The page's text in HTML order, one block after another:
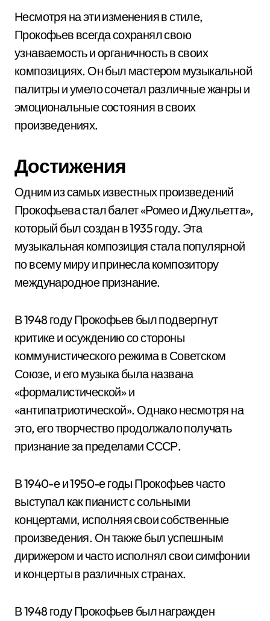
Несмотря на эти изменения в стиле,
Прокофьев всегда сохранял свою
узнаваемость и органичность в своих
композициях. Он был мастером музыкальной
палитры и умело сочетал различные жанры и
эмоциональные состояния в своих
произведениях.
Достижения
Одним из самых известных произведений
Прокофьева стал балет «Ромео и Джульетта»,
который был создан в 1935 году. Эта
музыкальная композиция стала популярной
по всему миру и принесла композитору
международное признание.
В 1948 году Прокофьев был подвергнут
критике и осуждению со стороны
коммунистического режима в Советском
Союзе, и его музыка была названа
«формалистической» и
«антипатриотической». Однако несмотря на
это, его творчество продолжало получать
признание за пределами СССР.
В 1940-е и 1950-е годы Прокофьев часто
выступал как пианист с сольными
концертами, исполняя свои собственные
произведения. Он также был успешным
дирижером и часто исполнял свои симфонии
и концерты в различных странах.
В 1948 году Прокофьев был награжден